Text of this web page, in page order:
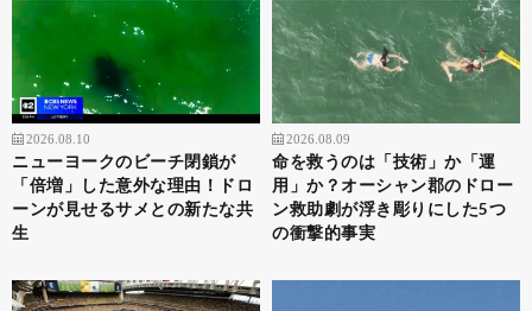
2026.08.10
ニューヨークのビーチ閉鎖が
「倍増」した意外な理由！ドロ
ーンが見せるサメとの新たな共
生
2026.08.09
命を救うのは「技術」か「運
用」か？オーシャン郡のドロー
ン救助劇が浮き彫りにした5つ
の衝撃的事実